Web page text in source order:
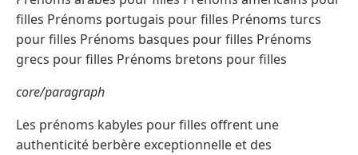
filles Prénoms portugais pour filles Prénoms turcs
pour filles Prénoms basques pour filles Prénoms
grecs pour filles Prénoms bretons pour filles
core/paragraph
Les prénoms kabyles pour filles offrent une
authenticité berbère exceptionnelle et des